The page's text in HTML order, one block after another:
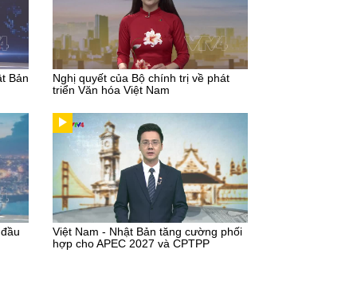
Bản
Nghị quyết của Bộ chính trị về phát
triển Văn hóa Việt Nam
Việt Nam - Nhật Bản tăng cường phối
hợp cho APEC 2027 và CPTPP